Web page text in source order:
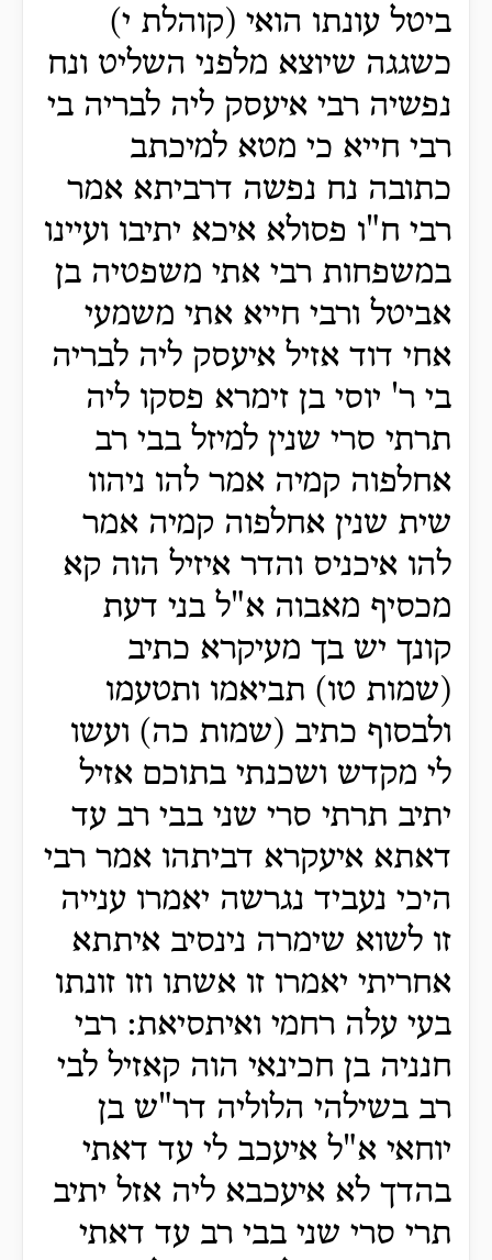
ביטל עונתו הואי (קוהלת י)
כשגגה שיוצא מלפני השליט ונח
נפשיה רבי איעסק ליה לבריה בי
רבי חייא כי מטא למיכתב
כתובה נח נפשה דרביתא אמר
רבי ח"ו פסולא איכא יתיבו ועיינו
במשפחות רבי אתי משפטיה בן
אביטל ורבי חייא אתי משמעי
אחי דוד אזיל איעסק ליה לבריה
בי ר' יוסי בן זימרא פסקו ליה
תרתי סרי שנין למיזל בבי רב
אחלפוה קמיה אמר להו ניהוו
שית שנין אחלפוה קמיה אמר
להו איכניס והדר איזיל הוה קא
מכסיף מאבוה א"ל בני דעת
קונך יש בך מעיקרא כתיב
(שמות טו) תביאמו ותטעמו
ולבסוף כתיב (שמות כה) ועשו
לי מקדש ושכנתי בתוכם אזיל
יתיב תרתי סרי שני בבי רב עד
דאתא איעקרא דביתהו אמר רבי
היכי נעביד נגרשה יאמרו ענייה
זו לשוא שימרה נינסיב איתתא
אחריתי יאמרו זו אשתו וזו זונתו
בעי עלה רחמי ואיתסיאת: רבי
חנניה בן חכינאי הוה קאזיל לבי
רב בשילהי הלוליה דר"ש בן
יוחאי א"ל איעכב לי עד דאתי
בהדך לא איעכבא ליה אזל יתיב
תרי סרי שני בבי רב עד דאתי